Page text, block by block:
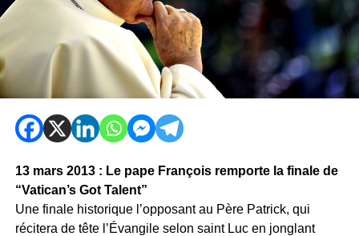
13 mars 2013 : Le pape François remporte la finale de
“Vatican’s Got Talent”
Une finale historique l’opposant au Père Patrick, qui
récitera de tête l’Évangile selon saint Luc en jonglant